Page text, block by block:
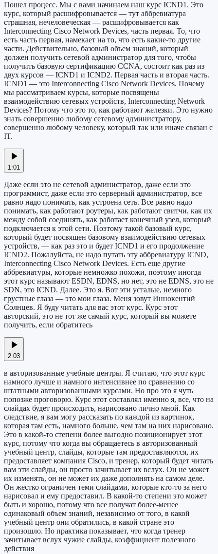
Пошел процесс. Мы с вами начинаем наш курс ICND1. Это
курс, который расшифровывается — тут аббревиатура
страшная, нечеловеческая — расшифровывается как
Interconnecting Cisco Network Devices, часть первая. То, что
есть часть первая, намекает на то, что есть какие-то другие
части. Действительно, базовый объем знаний, который
должен получить сетевой администратор для того, чтобы
получить базовую сертификацию CCNA, состоит как раз из
двух курсов — ICND1 и ICND2. Первая часть и вторая часть.
ICND1 — это Interconnecting Cisco Network Devices. Почему
мы рассматриваем курсы, которые посвящены
взаимодействию сетевых устройств, Interconnecting Network
Devices? Потому что это то, как работают железки. Это нужно
знать совершенно любому сетевому администратору,
совершенно любому человеку, который так или иначе связан с
IT.
1:01
Даже если это не сетевой администратор, даже если это
программист, даже если это серверный администратор, все
равно надо понимать, как устроена сеть. Все равно надо
понимать, как работают роутеры, как работают свитчи, как их
между собой соединять, как работает конечный узел, который
подключается к этой сети. Поэтому такой базовый курс,
который будет посвящен базовому взаимодействию сетевых
устройств, — как раз это и будет ICND1 и его продолжение
ICND2. Пожалуйста, не надо путать эту аббревиатуру ICND,
Interconnecting Cisco Network Devices. Есть еще другие
аббревиатуры, которые немножко похожи, поэтому иногда
этот курс называют ESDN, EDNS, но нет, это не EDNS, это не
SDN, это ICND. Далее. Это я. Вот эти усталые, немного
грустные глаза — это мои глаза. Меня зовут Иннокентий
Солнцев. Я буду читать для вас этот курс. Курс этот
авторский, это не тот же самый курс, который вы можете
получить, если обратитесь
2:03
в авторизованные учебные центры. Я считаю, что этот курс
намного лучше и намного интенсивнее по сравнению со
штатными авторизованными курсами. Но про это я чуть
попозже проговорю. Курс этот составлял именно я, все, что на
слайдах будет происходить, нарисовано лично мной. Как
следствие, я вам могу рассказать по каждой из картинок,
которая там есть, намного больше, чем там на них нарисовано.
Это в какой-то степени более выгодно позиционирует этот
курс, потому что когда вы обращаетесь в авторизованный
учебный центр, слайды, которые там предоставляются, их
предоставляет компания Cisco, и тренер, который будет читать
вам эти слайды, он просто зачитывает их вслух. Он не может
их изменять, он не может их даже дополнять на самом деле.
Он жестко ограничен теми слайдами, которые кто-то за него
нарисовал и ему предоставил. В какой-то степени это может
быть и хорошо, потому что все получат более-менее
одинаковый объем знаний, независимо от того, в какой
учебный центр они обратились, в какой стране это
произошло. Но практика показывает, что когда тренер
зачитывает вслух чужие слайды, коэффициент полезного
действия